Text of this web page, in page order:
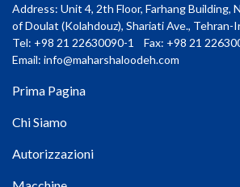
Address: Unit 4, 2th Floor, Farhang Building,
of Doulat (Kolahdouz), Shariati Ave., Tehran-
Tel: +98 21 22630090-1 Fax: +98 21
Email: info@maharshaloodeh.com
Prima Pagina
Chi Siamo
Autorizzazioni